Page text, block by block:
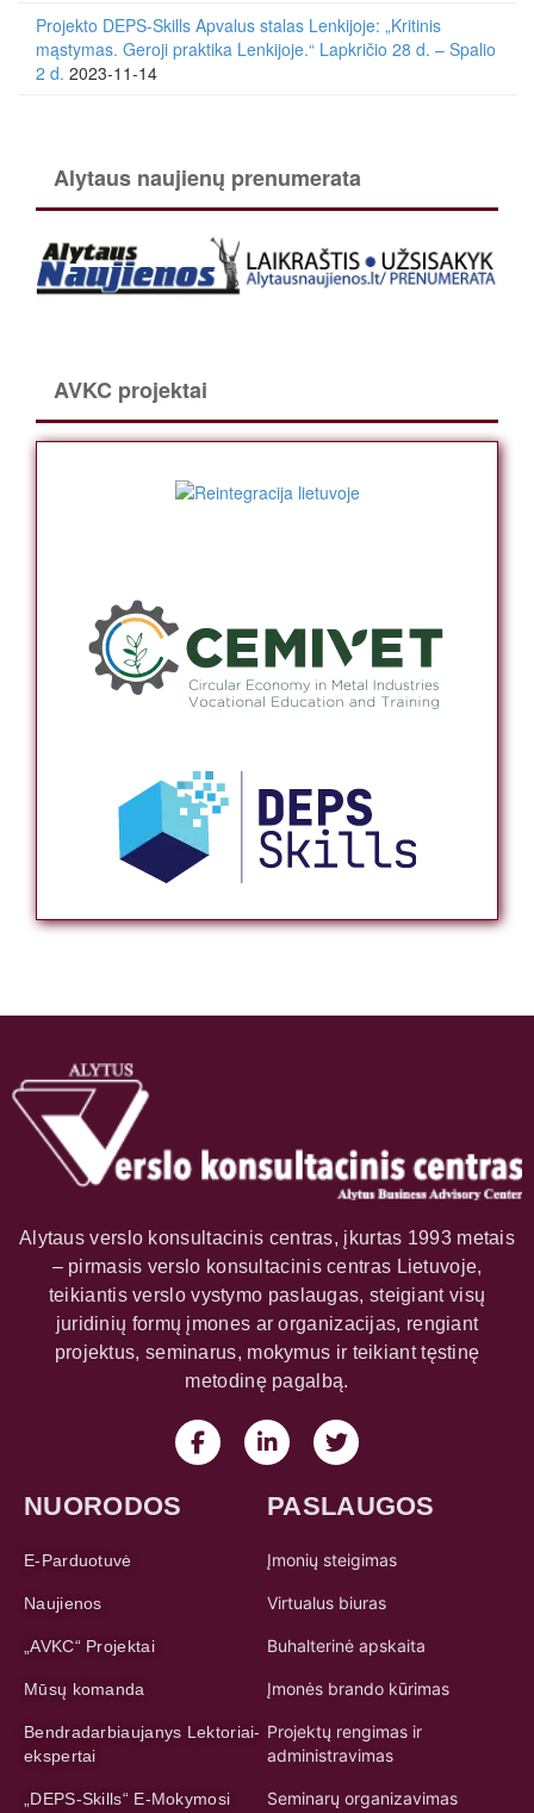
Projekto DEPS-Skills Apvalus stalas Lenkijoje: „Kritinis
mąstymas. Geroji praktika Lenkijoje.“ Lapkričio 28 d. – Spalio
2 d. 2023-11-14
Alytaus naujienų prenumerata
AVKC projektai
Alytaus verslo konsultacinis centras, įkurtas 1993 metais
– pirmasis verslo konsultacinis centras Lietuvoje,
teikiantis verslo vystymo paslaugas, steigiant visų
juridinių formų įmones ar organizacijas, rengiant
projektus, seminarus, mokymus ir teikiant tęstinę
metodinę pagalbą.
NUORODOS
E-Parduotuvė
Naujienos
„AVKC“ Projektai
Mūsų komanda
Bendradarbiaujanys Lektoriai-
ekspertai
„DEPS-Skills“ E-Mokymosi
PASLAUGOS
Įmonių steigimas
Virtualus biuras
Buhalterinė apskaita
Įmonės brando kūrimas
Projektų rengimas ir
administravimas
Seminarų organizavimas